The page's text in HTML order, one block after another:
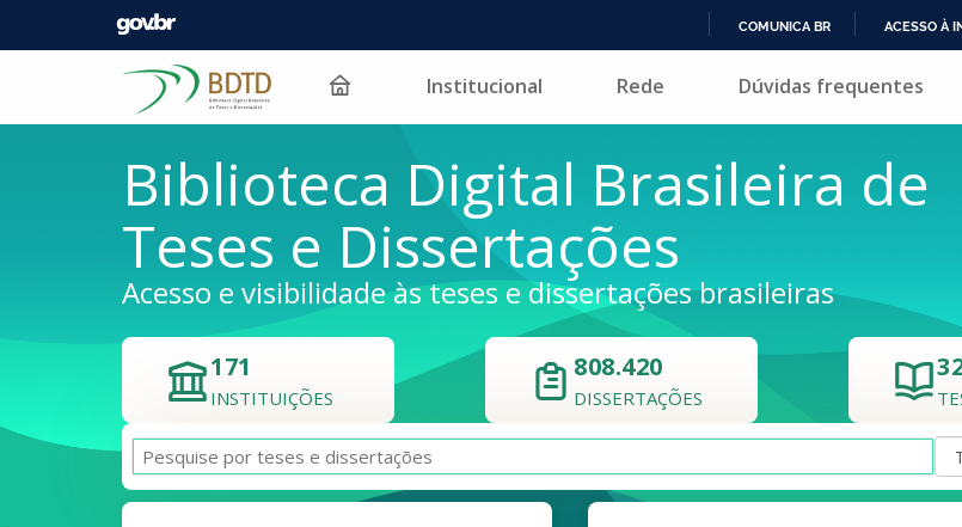
PARA
COMUNICA BR ACESSO À
Pular para o conteúdo Institucional Rede Dúvidas frequentes
Biblioteca Digital Brasileira de
Teses e Dissertações
Acesso e visibilidade às teses e dissertações brasileiras
171
INSTITUIÇÕES
808.420
DISSERTAÇÕES